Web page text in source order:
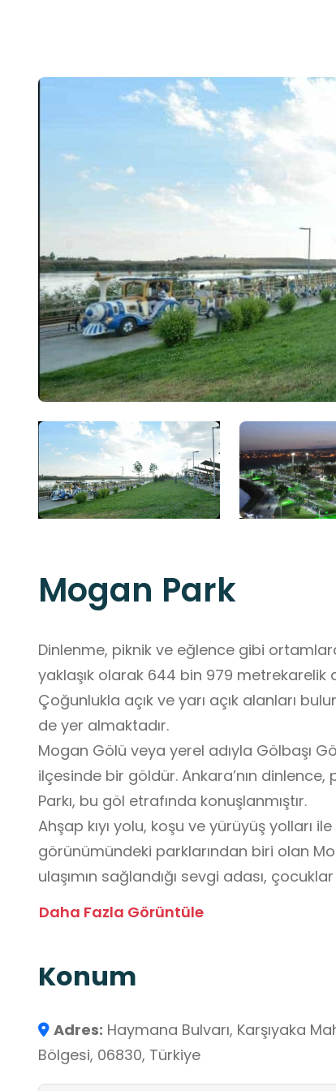
Mogan Park
Dinlenme, piknik ve eğlence gibi
yaklaşık olarak 644 bin 979 metrekarelik
Çoğunlukla açık ve yarı açık alanları
de yer almaktadır.
Mogan Gölü veya yerel adıyla Gölbaşı
ilçesinde bir göldür. Ankara’nın
Parkı, bu göl etrafında konuşlanmıştır.
Ahşap kıyı yolu, koşu ve yürüyüş yolları
görünümündeki parklarından biri olan
ulaşımın sağlandığı sevgi adası,
Çeşitli restoran ve kafeteryaların
Mogan Gölü Araştırma Merkezi, deniz
danışma binaları ile tenis, golf, kaykay
Daha Fazla Görüntüle
Konum
Adres: Haymana Bulvarı, Karşıyaka
Bölgesi, 06830, Türkiye